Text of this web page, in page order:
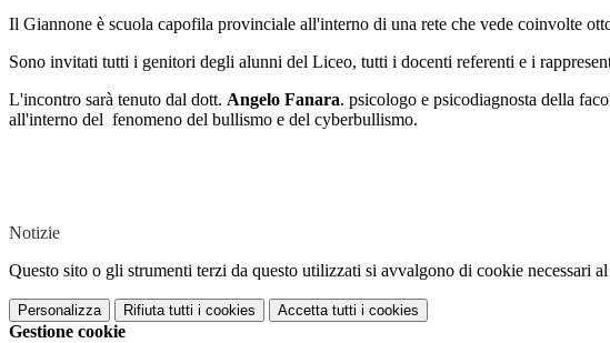
Il Giannone è scuola capofila provinciale all'interno di una rete che vede coinvolte
Sono invitati tutti i genitori degli alunni del Liceo, tutti i docenti referenti e i
L'incontro sarà tenuto dal dott. Angelo Fanara. psicologo e psicodiagnosta della
all'interno del fenomeno del bullismo e del cyberbullismo.
Notizie
Questo sito o gli strumenti terzi da questo utilizzati si avvalgono di cookie necessari
Personalizza Rifiuta tutti i cookies Accetta tutti i cookies
Gestione cookie